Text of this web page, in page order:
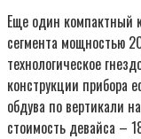
Еще один компактный
сегмента мощностью
технологическое
конструкции прибора
обдува по вертикали
стоимость девайса –